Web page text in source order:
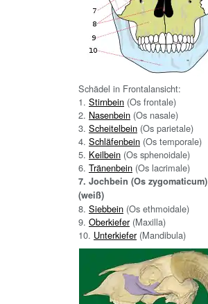
Schädel in Frontalansicht:
1. Stirnbein (Os frontale)
2. Nasenbein (Os nasale)
3. Scheitelbein (Os parietale)
4. Schläfenbein (Os temporale)
5. Keilbein (Os sphenoidale)
6. Tränenbein (Os lacrimale)
7. Jochbein (Os zygomaticum)
(weiß)
8. Siebbein (Os ethmoidale)
9. Oberkiefer(Maxilla)
10. Unterkiefer(Mandibula)